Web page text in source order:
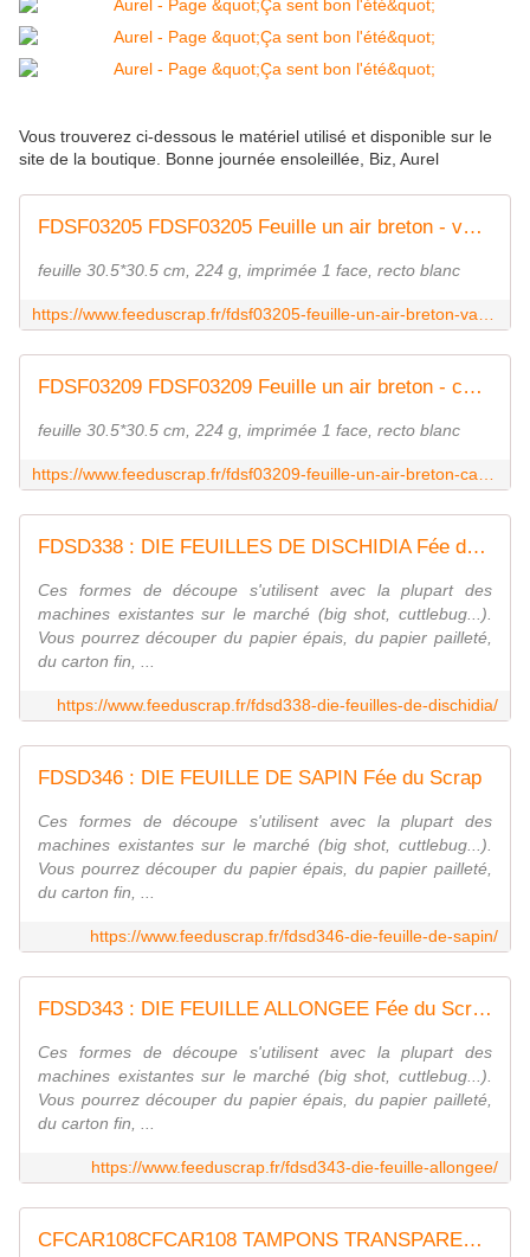
Vous trouverez ci-dessous le matériel utilisé et disponible sur le
site de la boutique. Bonne journée ensoleillée, Biz, Aurel
FDSF03205 FDSF03205 Feuille un air breton - vagues bleu foncé FEE DU SCRAP
feuille 30.5*30.5 cm, 224 g, imprimée 1 face, recto blanc
FDSF03209 FDSF03209 Feuille un air breton - cabine de plage FEE DU SCRAP
feuille 30.5*30.5 cm, 224 g, imprimée 1 face, recto blanc
FDSD338 : DIE FEUILLES DE DISCHIDIA Fée du Scrap
Ces formes de découpe s'utilisent avec la plupart des
machines existantes sur le marché (big shot, cuttlebug...).
Vous pourrez découper du papier épais, du papier pailleté,
du carton fin, ...
https://www.feeduscrap.fr/fdsd338-die-feuilles-de-dischidia/
FDSD346 : DIE FEUILLE DE SAPIN Fée du Scrap
Ces formes de découpe s'utilisent avec la plupart des
machines existantes sur le marché (big shot, cuttlebug...).
Vous pourrez découper du papier épais, du papier pailleté,
du carton fin, ...
https://www.feeduscrap.fr/fdsd346-die-feuille-de-sapin/
FDSD343 : DIE FEUILLE ALLONGEE Fée du Scrap
Ces formes de découpe s'utilisent avec la plupart des
machines existantes sur le marché (big shot, cuttlebug...).
Vous pourrez découper du papier épais, du papier pailleté,
du carton fin, ...
https://www.feeduscrap.fr/fdsd343-die-feuille-allongee/
CFCAR108CFCAR108 TAMPONS TRANSPARENTS - Bord de Mer FEE DU SCRAP